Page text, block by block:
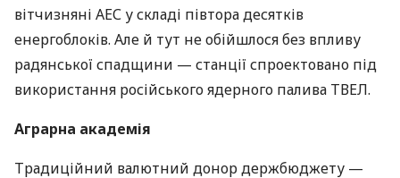
вітчизняні АЕС у складі півтора десятків
енергоблоків. Але й тут не обійшлося без впливу
радянської спадщини — станції спроектовано під
використання російського ядерного палива ТВЕЛ.
Аграрна академія
Традиційний валютний донор держбюджету —